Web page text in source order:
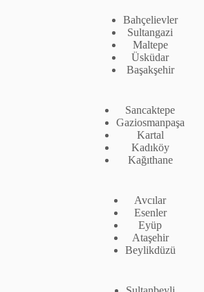
Bahçelievler
Sultangazi
Maltepe
Üsküdar
Başakşehir
Sancaktepe
Gaziosmanpaşa
Kartal
Kadıköy
Kağıthane
Avcılar
Esenler
Eyüp
Ataşehir
Beylikdüzü